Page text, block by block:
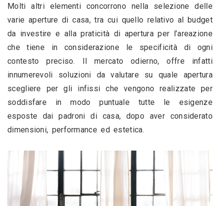
Molti altri elementi concorrono nella selezione delle
varie aperture di casa, tra cui quello relativo al budget
da investire e alla praticità di apertura per l’areazione
che tiene in considerazione le specificità di ogni
contesto preciso. Il mercato odierno, offre infatti
innumerevoli soluzioni da valutare su quale apertura
scegliere per gli infissi che vengono realizzate per
soddisfare in modo puntuale tutte le esigenze
esposte dai padroni di casa, dopo aver considerato
dimensioni, performance ed estetica.